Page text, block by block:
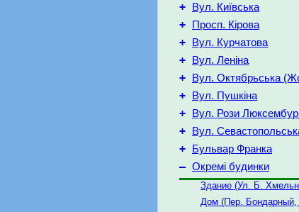
+ Вул. Київська
+ Просп. Кірова
+ Вул. Курчатова
+ Вул. Леніна
+ Вул. Октябрьська
+ Вул. Пушкіна
+ Вул. Рози
+ Вул.
+ Бульвар Франка
– Окремі будинки
Здание (Ул. Б.
Дом (Пер. Бондарный,